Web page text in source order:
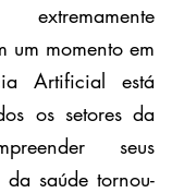
um momento em
Artificial está
os setores da
seus
saúde tornou-